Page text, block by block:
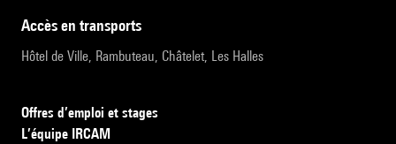
accès en transports
Hôtel de Ville, Rambuteau, Châtelet, Les Halles
Offres d’emploi et stages
L’équipe IRCAM